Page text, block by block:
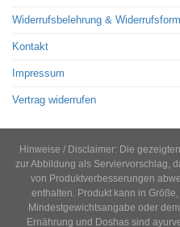
Widerrufsbelehrung &
Kontakt
Impressum
Vertrag widerrufen
Hinweise / Disclaimer: Die
zur Abbildung als Serviervorschlag,
von Produktverbesserungen
enthalten. Produkt kann in
Mindestgewichtsangabe oder
Ernährung und Doshas sind